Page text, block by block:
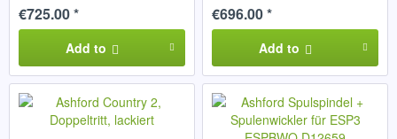
€725.00 *
Add to
€696.00 *
Add to